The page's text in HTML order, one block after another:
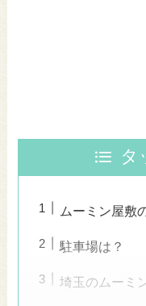
タ
ムーミン屋敷
駐車場は？
埼玉のムーミ